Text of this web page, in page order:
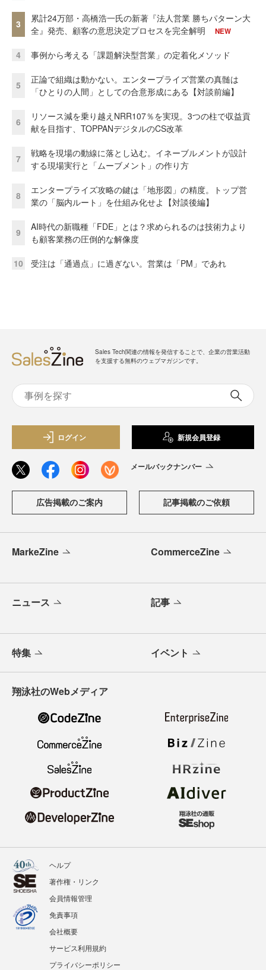
3
累計24万部・高橋浩一氏の新著『法人営業 勝ちパターン大
全』発売、顧客の意思決定プロセスを完全解明
NEW
4 事例から考える「課題解決型営業」の定着化メソッド
5
正論で組織は動かない。エンタープライズ営業の真髄は
「ひとりの人間」としての合意形成にある【対談前編】
6
リソース減を乗り越えNRR107％を実現。3つの柱で収益貢
献を目指す、TOPPANデジタルのCS改革
7
戦略を現場の動線に落とし込む。イネーブルメントが設計
する現場実行と「ムーブメント」の作り方
8
エンタープライズ攻略の鍵は「地形図」の精度。トップ営
業の「脳内ルート」を仕組み化せよ【対談後編】
9
AI時代の新職種「FDE」とは？求められるのは技術力より
も顧客業務の圧倒的な解像度
10 受注は「通過点」に過ぎない。営業は「PM」であれ
Sales Tech関連の情報を発信することで、企業の営業活動
を支援する無料のウェブマガジンです。
ログイン 新規会員登録
メールバックナンバー
広告掲載のご案内 記事掲載のご依頼
MarkeZine CommerceZine
ニュース 記事
特集 イベント
翔泳社のWebメディア
ヘルプ
著作権・リンク
会員情報管理
免責事項
会社概要
サービス利用規約
プライバシーポリシー